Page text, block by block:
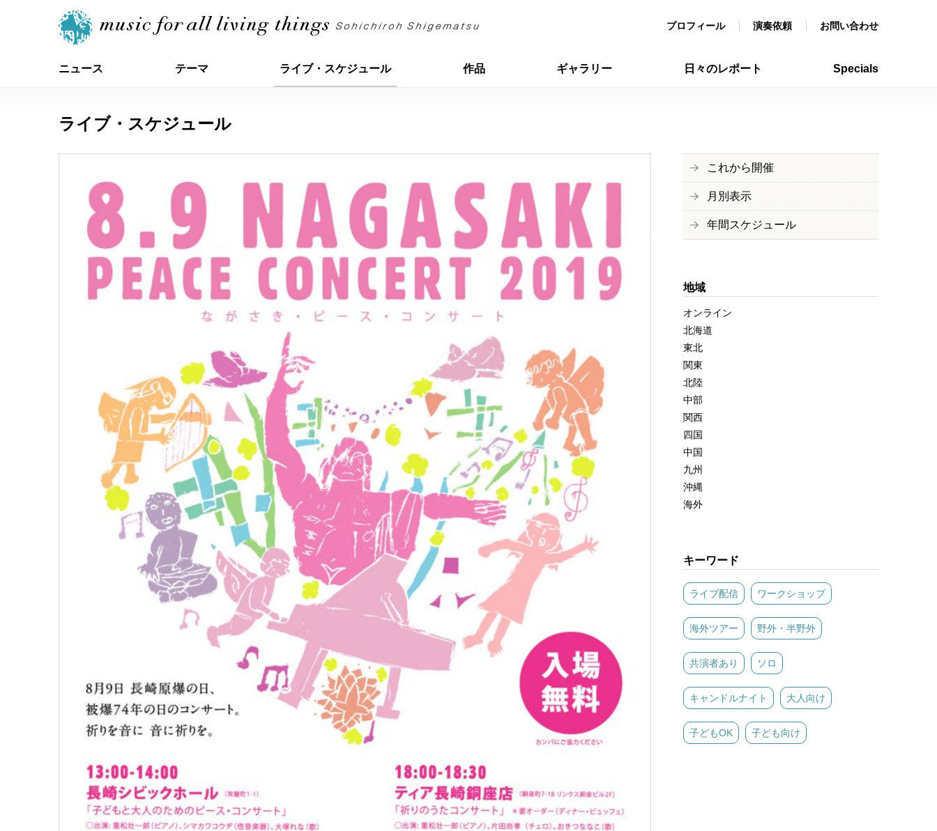
プロフィール 演奏依頼 お問い合わせ
ニュース テーマ ライブ・スケジュール 作品 ギャラリー 日々のレポート Specials
ライブ・スケジュール
これから開催
月別表示
年間スケジュール
地域
オンライン
北海道
東北
関東
北陸
中部
関西
四国
中国
九州
沖縄
海外
キーワード
ライブ配信 ワークショップ
海外ツアー 野外・半野外
共演者あり ソロ
キャンドルナイト 大人向け
子どもOK 子ども向け